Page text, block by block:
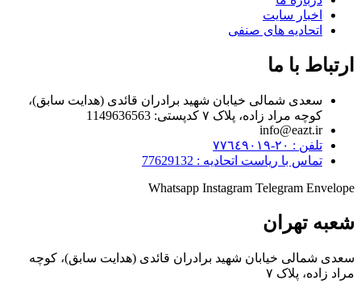
اخبار سایت
اتحادیه های صنفی
ارتباط با ما
سعدی شمالی خیابان شهید برادران قائدی (هدایت سابق)،
کوچه مراد زاده، پلاک ۷ کدپستی: 1149636563
info@eazt.ir
تلفن : ٢٠-٧٧٦٤٩٠١٩
تماس با ریاست اتحادیه : 77629132
Whatsapp Instagram Telegram Envelope
شعبه تهران
سعدی شمالی خیابان شهید برادران قائدی (هدایت سابق)، کوچه
مراد زاده، پلاک ۷